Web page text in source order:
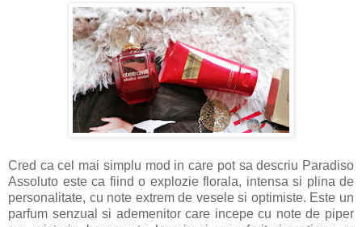
Cred ca cel mai simplu mod in care pot sa descriu Paradiso
Assoluto este ca fiind o explozie florala, intensa si plina de
personalitate, cu note extrem de vesele si optimiste. Este un
parfum senzual si ademenitor care incepe cu note de piper